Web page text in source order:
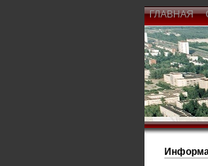
ГЛАВНАЯ